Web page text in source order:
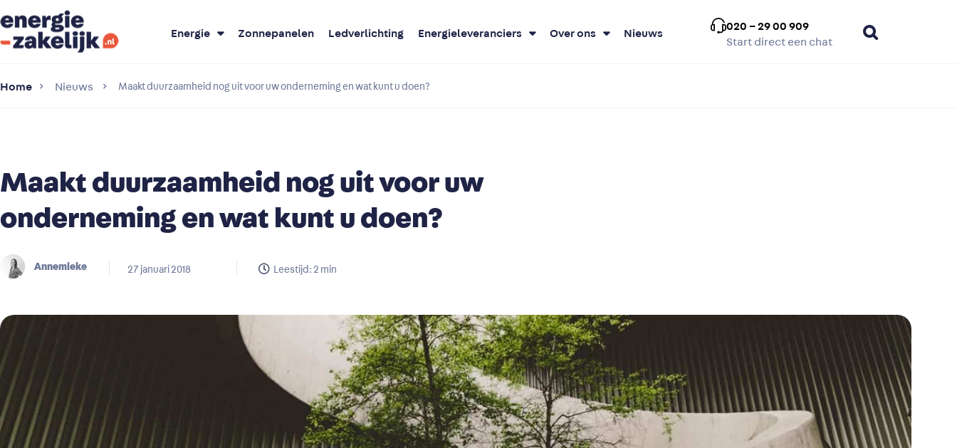
Energie Zonnepanelen Ledverlichting Energieleveranciers Over ons Nieuws
020 – 29 00 909
Start direct een chat
Home Nieuws Maakt duurzaamheid nog uit voor uw onderneming en wat kunt u doen?
Maakt duurzaamheid nog uit voor uw
onderneming en wat kunt u doen?
Annemieke 27 januari 2018 Leestijd: 2 min